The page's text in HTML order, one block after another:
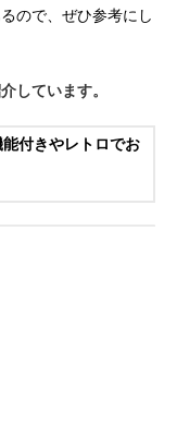
ので、ぜひ参考にし
しています。
付きやレトロでお